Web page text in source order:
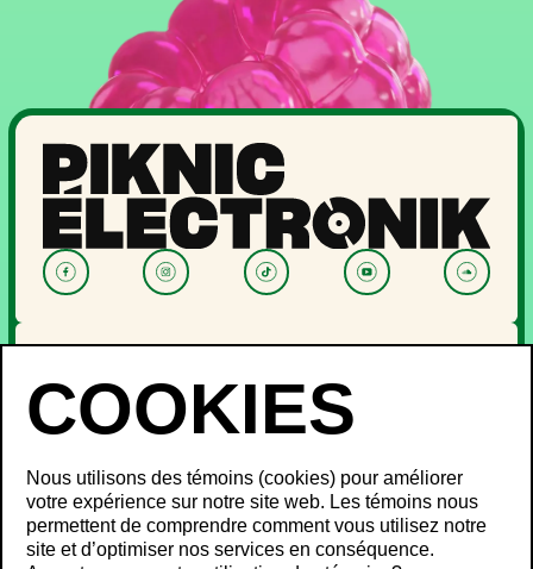
PROGRAMMATION
OFF PIKNIC
PASSES ET BILLETS
LE FESTIVAL
À propos
Partenaires
Nous utilisons des témoins (cookies) pour améliorer
votre expérience sur notre site web. Les témoins nous
permettent de comprendre comment vous utilisez notre
site et d’optimiser nos services en conséquence.